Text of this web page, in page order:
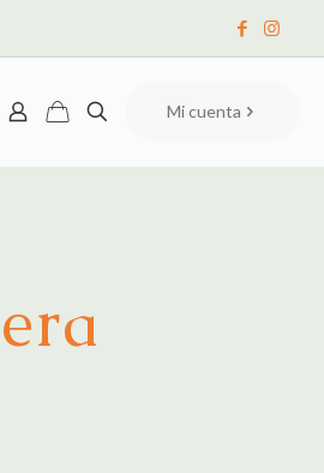
Mi cuenta